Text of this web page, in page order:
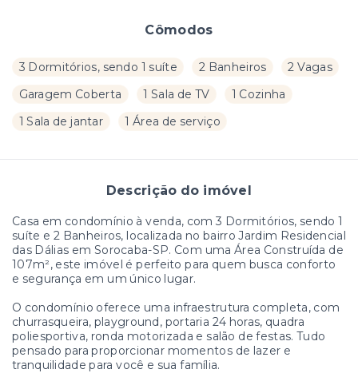
Cômodos
3 Dormitórios, sendo 1 suíte 2 Banheiros
2 Vagas
Garagem Coberta
1 Sala de TV
1 Cozinha
1 Sala de jantar
1 Área de serviço
Descrição do imóvel
Casa em condomínio à venda, com 3 Dormitórios, sendo 1
suíte e 2 Banheiros, localizada no bairro Jardim Residencial
das Dálias em Sorocaba-SP. Com uma Área Construída de
107m², este imóvel é perfeito para quem busca conforto
e segurança em um único lugar.
O condomínio oferece uma infraestrutura completa, com
churrasqueira, playground, portaria 24 horas, quadra
poliesportiva, ronda motorizada e salão de festas. Tudo
pensado para proporcionar momentos de lazer e
tranquilidade para você e sua família.